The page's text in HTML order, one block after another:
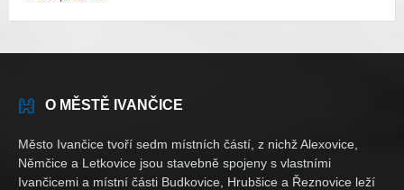
O MĚSTĚ IVANČICE
Město Ivančice tvoří sedm místních částí, z nichž Alexovice,
Němčice a Letkovice jsou stavebně spojeny s vlastními
Ivančicemi a místní části Budkovice, Hrubšice a Řeznovice leží